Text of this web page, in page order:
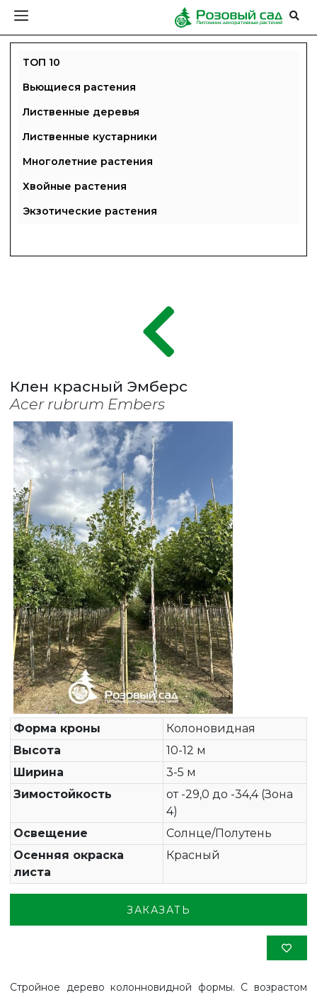
ТОП 10
Вьющиеся растения
Лиственные деревья
Лиственные кустарники
Многолетние растения
Хвойные растения
Экзотические растения
Клен красный Эмберс
Acer rubrum Embers
Форма кроны
Колоновидная
Высота
10-12 м
Ширина
3-5 м
Зимостойкость
от -29,0 до -34,4 (Зона
4)
Освещение
Солнце/Полутень
Осенняя окраска
листа
Красный
ЗАКАЗАТЬ
Стройное дерево колонновидной формы. С возрастом